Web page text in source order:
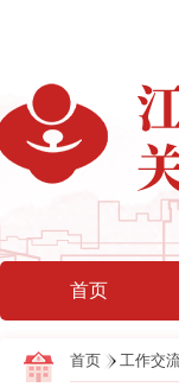
首页
首页 工作交